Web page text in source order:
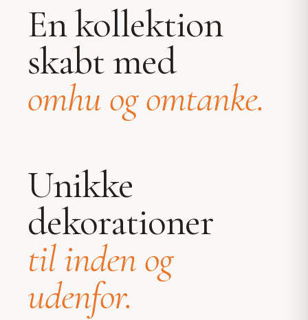
En kollektion
skabt med
omhu og omtanke.
Unikke
dekorationer
til inden og
udenfor.